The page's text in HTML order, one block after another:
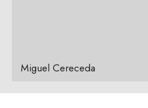
Miguel Cereceda